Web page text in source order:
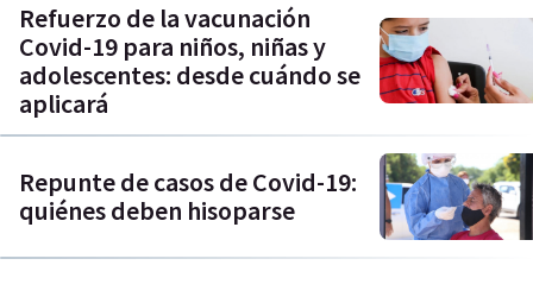
Refuerzo de la vacunación
Covid-19 para niños, niñas y
adolescentes: desde cuándo se
aplicará
Repunte de casos de Covid-19:
quiénes deben hisoparse